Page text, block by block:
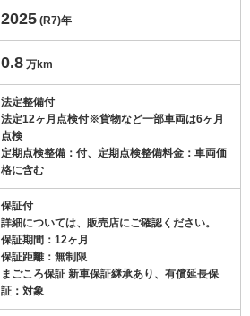
2025 (R7)年
0.8 万km
法定整備付
法定12ヶ月点検付※貨物など一部車両は6ヶ月
点検
定期点検整備：付、定期点検整備料金：車両価
格に含む
保証付
詳細については、販売店にご確認ください。
保証期間：12ヶ月
保証距離：無制限
まごころ保証 新車保証継承あり、有償延長保
証：対象